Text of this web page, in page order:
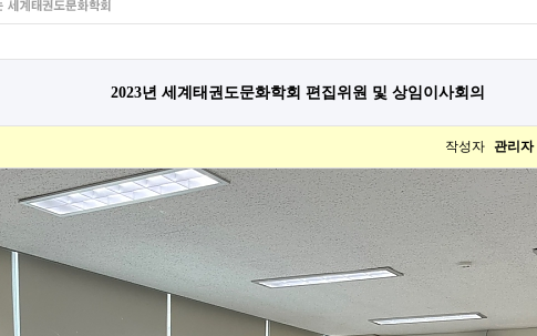
2023년 세계태권도문화학회 편집위원 및 상임이사회의
작성자 관리자